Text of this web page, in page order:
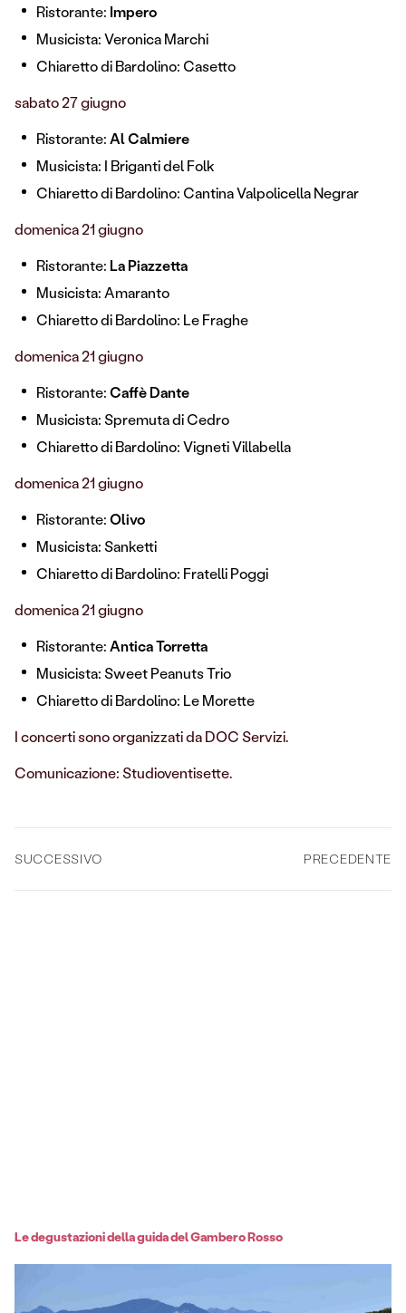
Ristorante: Impero
Musicista: Veronica Marchi
Chiaretto di Bardolino: Casetto
sabato 27 giugno
Ristorante:Al Calmiere
Musicista: I Briganti del Folk
Chiaretto di Bardolino: Cantina Valpolicella Negrar
domenica 21 giugno
Ristorante: La Piazzetta
Musicista: Amaranto
Chiaretto di Bardolino: Le Fraghe
domenica 21 giugno
Ristorante:Caffè Dante
Musicista: Spremuta di Cedro
Chiaretto di Bardolino: Vigneti Villabella
domenica 21 giugno
Ristorante:Olivo
Musicista: Sanketti
Chiaretto di Bardolino: Fratelli Poggi
domenica 21 giugno
Ristorante:Antica Torretta
Musicista: Sweet Peanuts Trio
Chiaretto di Bardolino: Le Morette
I concerti sono organizzati da DOC Servizi.
Comunicazione: Studioventisette.
SUCCESSIVO PRECEDENTE
Le degustazioni della guida del Gambero Rosso